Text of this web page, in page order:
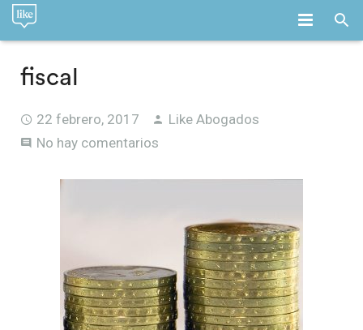
CONTACTO
fiscal
22 febrero, 2017
Like Abogados
No hay comentarios